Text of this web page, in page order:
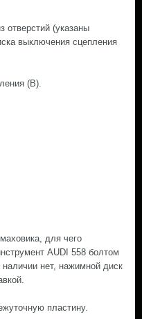
отверстий (указаны
выключения сцепления
(В).
для чего
AUDI 558 болтом
нет, нажимной диск
пластину.